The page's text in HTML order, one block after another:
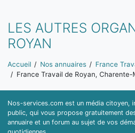
LES AUTRES
ROYAN
Vous êtes ici:
Accueil Nos annuaires France
France Travail de Royan, Charente-
Nos-services.com est un média citoyen,
public, qui vous propose gratuitement
annuaire et un forum au sujet de vos